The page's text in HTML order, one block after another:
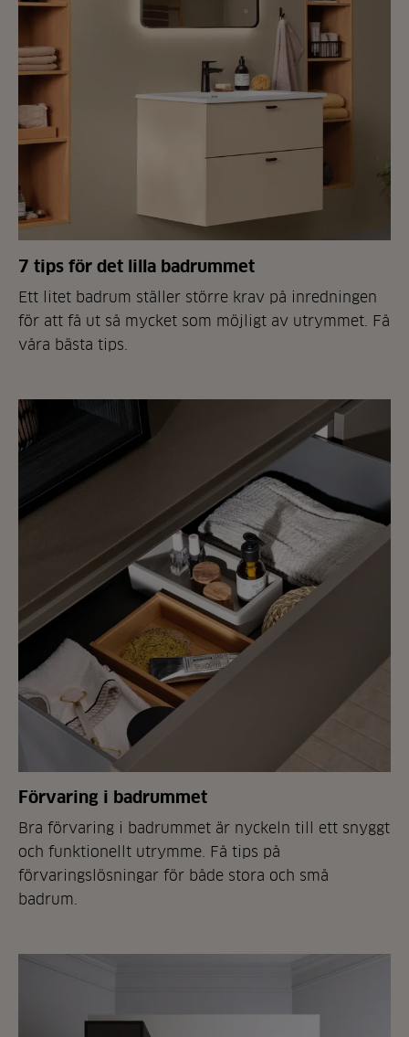
7 tips för det lilla badrummet
Ett litet badrum ställer större krav på inredningen
för att få ut så mycket som möjligt av utrymmet. Få
våra bästa tips.
Förvaring i badrummet
Bra förvaring i badrummet är nyckeln till ett snyggt
och funktionellt utrymme. Få tips på
förvaringslösningar för både stora och små
badrum.